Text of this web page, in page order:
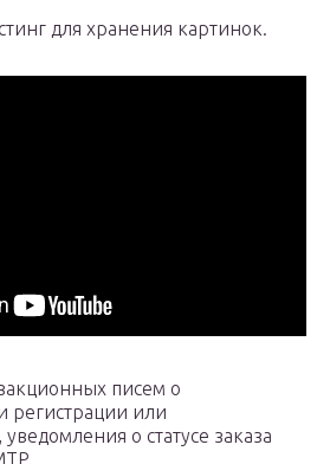
для хранения картинок.
писем о
регистрации или
о статусе заказа